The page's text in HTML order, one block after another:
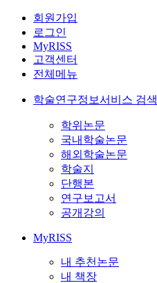
회원가입
로그인
MyRISS
고객센터
전체메뉴
학술연구정보서비스 검색
학위논문
국내학술논문
해외학술논문
학술지
단행본
연구보고서
공개강의
MyRISS
내 추천논문
내 책장